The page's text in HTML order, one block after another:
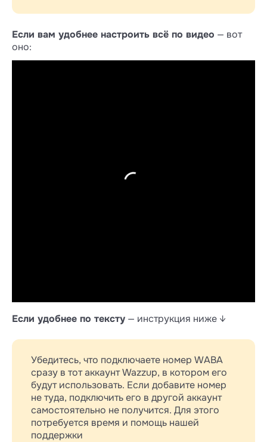
Если вам удобнее настроить всё по видео — вот
оно:
Если удобнее по тексту — инструкция ниже ↓
Убедитесь, что подключаете номер WABA
сразу в тот аккаунт Wazzup, в котором его
будут использовать. Если добавите номер
не туда, подключить его в другой аккаунт
самостоятельно не получится. Для этого
потребуется время и помощь нашей
поддержки